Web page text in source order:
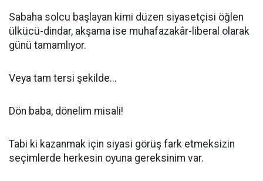
Sabaha solcu başlayan kimi düzen siyasetçisi öğlen
ülkücü-dindar, akşama ise muhafazakâr-liberal olarak
günü tamamlıyor.
Veya tam tersi şekilde...
Dön baba, dönelim misali!
Tabi ki kazanmak için siyasi görüş fark etmeksizin
seçimlerde herkesin oyuna gereksinim var.